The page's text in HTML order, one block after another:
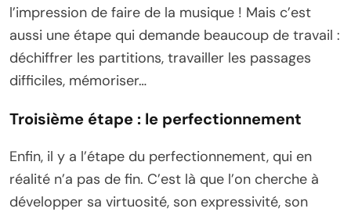
l’impression de faire de la musique ! Mais c’est
aussi une étape qui demande beaucoup de travail :
déchiffrer les partitions, travailler les passages
difficiles, mémoriser…
Troisième étape : le perfectionnement
Enfin, il y a l’étape du perfectionnement, qui en
réalité n’a pas de fin. C’est là que l’on cherche à
développer sa virtuosité, son expressivité, son